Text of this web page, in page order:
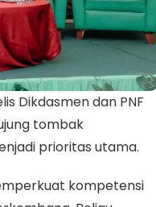
Dikdasmen dan PNF
tombak
prioritas utama.
kompetensi